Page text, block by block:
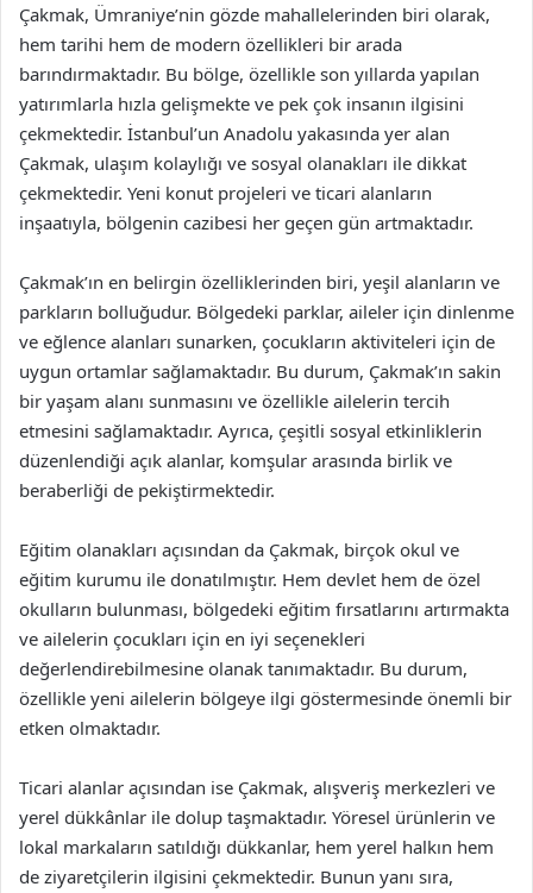
Çakmak, Ümraniye’nin gözde mahallelerinden biri olarak,
hem tarihi hem de modern özellikleri bir arada
barındırmaktadır. Bu bölge, özellikle son yıllarda yapılan
yatırımlarla hızla gelişmekte ve pek çok insanın ilgisini
çekmektedir. İstanbul’un Anadolu yakasında yer alan
Çakmak, ulaşım kolaylığı ve sosyal olanakları ile dikkat
çekmektedir. Yeni konut projeleri ve ticari alanların
inşaatıyla, bölgenin cazibesi her geçen gün artmaktadır.
Çakmak’ın en belirgin özelliklerinden biri, yeşil alanların ve
parkların bolluğudur. Bölgedeki parklar, aileler için dinlenme
ve eğlence alanları sunarken, çocukların aktiviteleri için de
uygun ortamlar sağlamaktadır. Bu durum, Çakmak’ın sakin
bir yaşam alanı sunmasını ve özellikle ailelerin tercih
etmesini sağlamaktadır. Ayrıca, çeşitli sosyal etkinliklerin
düzenlendiği açık alanlar, komşular arasında birlik ve
beraberliği de pekiştirmektedir.
Eğitim olanakları açısından da Çakmak, birçok okul ve
eğitim kurumu ile donatılmıştır. Hem devlet hem de özel
okulların bulunması, bölgedeki eğitim fırsatlarını artırmakta
ve ailelerin çocukları için en iyi seçenekleri
değerlendirebilmesine olanak tanımaktadır. Bu durum,
özellikle yeni ailelerin bölgeye ilgi göstermesinde önemli bir
etken olmaktadır.
Ticari alanlar açısından ise Çakmak, alışveriş merkezleri ve
yerel dükkânlar ile dolup taşmaktadır. Yöresel ürünlerin ve
lokal markaların satıldığı dükkanlar, hem yerel halkın hem
de ziyaretçilerin ilgisini çekmektedir. Bunun yanı sıra,